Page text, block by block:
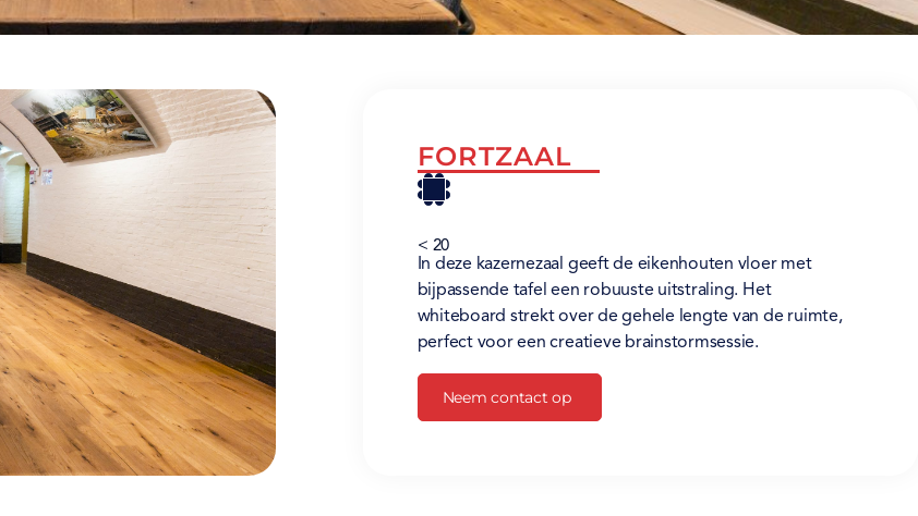
FORTZAAL
< 20
In deze kazernezaal geeft de eikenhouten vloer met
bijpassende tafel een robuuste uitstraling. Het
whiteboard strekt over de gehele lengte van de ruimte,
perfect voor een creatieve brainstormsessie.
Neem contact op